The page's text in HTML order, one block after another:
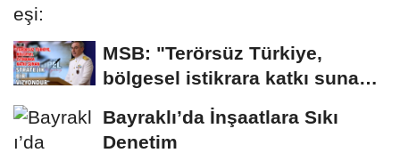
MSB: "Terörsüz Türkiye,
bölgesel istikrara katkı sunan
Bayraklı’da İnşaatlara Sıkı
Denetim